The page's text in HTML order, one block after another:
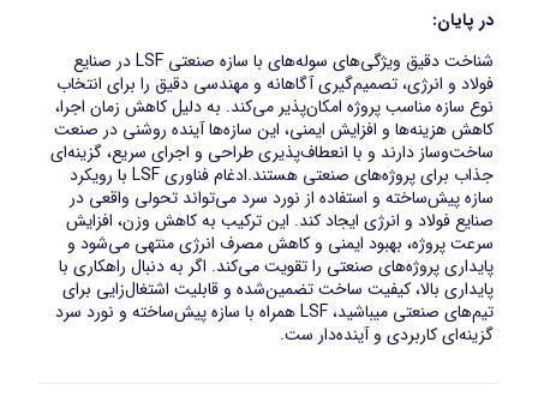
در پایان:
شناخت دقیق ویژگی‌های سوله‌های با سازه صنعتی LSF در صنایع
فولاد و انرژی، تصمیم‌گیری آگاهانه و مهندسی دقیق را برای انتخاب
نوع سازه مناسب پروژه امکان‌پذیر می‌کند. به دلیل کاهش زمان اجرا،
کاهش هزینه‌ها و افزایش ایمنی، این سازه‌ها آینده روشنی در صنعت
ساخت‌وساز دارند و با انعطاف‌پذیری طراحی و اجرای سریع، گزینه‌ای
جذاب برای پروژه‌های صنعتی هستند.
ادغام فناوری LSF با رویکرد
سازه پیش‌ساخته و استفاده از نورد سرد می‌تواند تحولی واقعی در
صنایع فولاد و انرژی ایجاد کند. این ترکیب به کاهش وزن، افزایش
سرعت پروژه، بهبود ایمنی و کاهش مصرف انرژی منتهی می‌شود و
پایداری پروژه‌های صنعتی را تقویت می‌کند. اگر به دنبال راهکاری با
پایداری بالا، کیفیت ساخت تضمین‌شده و قابلیت اشتغال‌زایی برای
تیم‌های صنعتی میباشید، LSF همراه با سازه پیش‌ساخته و نورد سرد
گزینه‌ای کاربردی و آینده‌دار ست.